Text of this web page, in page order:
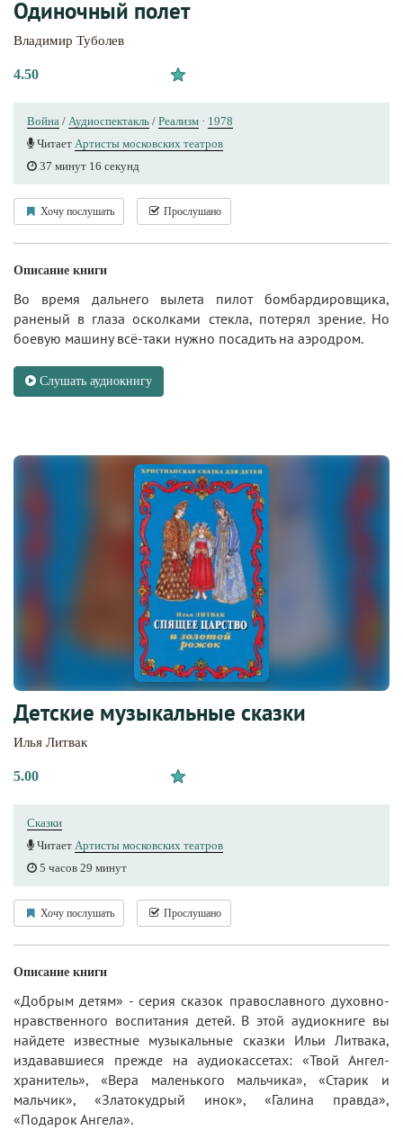
Одиночный полет
Владимир Туболев
4.50
Война / Аудиоспектакль / Реализм · 1978
Читает Артисты московских театров
37 минут 16 секунд
Хочу послушать Прослушано
Описание книги
Во время дальнего вылета пилот бомбардировщика,
раненый в глаза осколками стекла, потерял зрение. Но
боевую машину всё-таки нужно посадить на аэродром.
Слушать аудиокнигу
Детские музыкальные сказки
Илья Литвак
5.00
Сказки
Читает Артисты московских театров
5 часов 29 минут
Хочу послушать Прослушано
Описание книги
«Добрым детям» - серия сказок православного духовно-
нравственного воспитания детей. В этой аудиокниге вы
найдете известные музыкальные сказки Ильи Литвака,
издававшиеся прежде на аудиокассетах: «Твой Ангел-
хранитель», «Вера маленького мальчика», «Старик и
мальчик», «Златокудрый инок», «Галина правда»,
«Подарок Ангела».